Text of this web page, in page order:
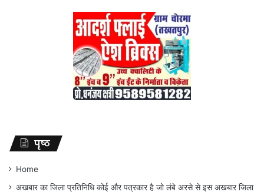
पृष्ठ
Home
अखबार का जिला प्रतिनिधि कोई और पत्रकार है जो लंबे अरसे से इस अखबार जिला